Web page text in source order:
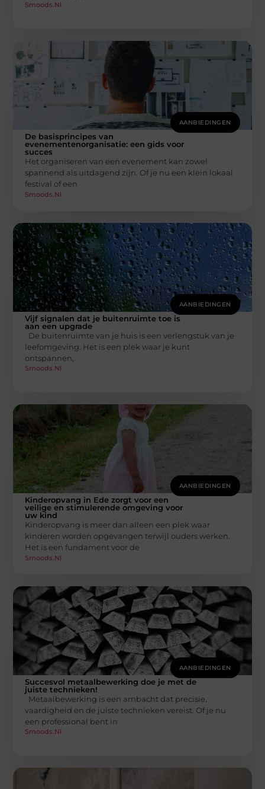
Smoods.nl
AANBIEDINGEN
De basisprincipes van
evenementenorganisatie: een gids voor
succes
Het organiseren van een evenement kan zowel
spannend als uitdagend zijn. Of je nu een klein lokaal
festival of een
Smoods.nl
AANBIEDINGEN
Vijf signalen dat je buitenruimte toe is
aan een upgrade
De buitenruimte van je huis is een verlengstuk van je
leefomgeving. Het is een plek waar je kunt
ontspannen,
Smoods.nl
AANBIEDINGEN
Kinderopvang in Ede zorgt voor een
veilige en stimulerende omgeving voor
uw kind
Kinderopvang is meer dan alleen een plek waar
kinderen worden opgevangen terwijl ouders werken.
Het is een fundament voor de
Smoods.nl
AANBIEDINGEN
Succesvol metaalbewerking doe je met de
juiste technieken!
Metaalbewerking is een ambacht dat precisie,
vaardigheid en de juiste technieken vereist. Of je nu
een professional bent in
Smoods.nl